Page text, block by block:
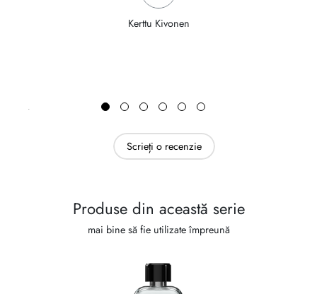
Kerttu Kivonen
Scrieți o recenzie
Produse din această serie
mai bine să fie utilizate împreună